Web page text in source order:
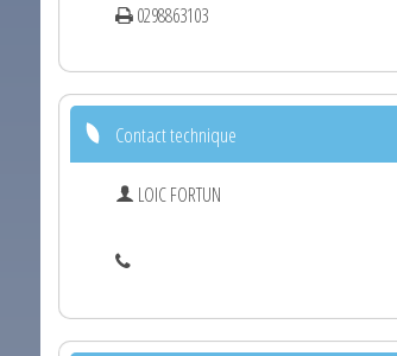
0298863103
Contact technique
LOIC FORTUN